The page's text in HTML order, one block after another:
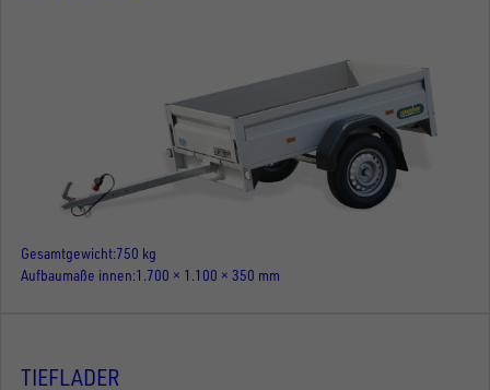
Gesamtgewicht 750 kg
Aufbaumaße innen 1.700 × 1.100 × 350 mm
TIEFLADER